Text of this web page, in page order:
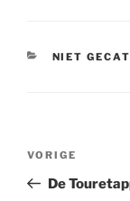
NIET
Vorig
bericht
VORIGE
De